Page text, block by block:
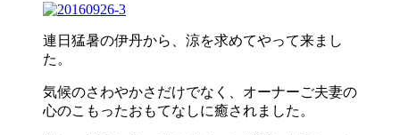
連日猛暑の伊丹から、涼を求めてやって来まし
た。
気候のさわやかさだけでなく、オーナーご夫妻の
心のこもったおもてなしに癒されました。